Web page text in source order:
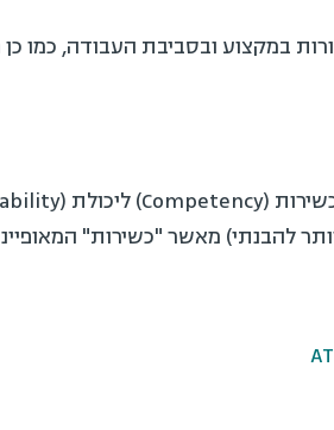
במקצוע ובסביבת העבודה, כמו
להבנתי) מאשר "כשירות"